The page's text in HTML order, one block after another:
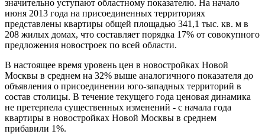
значительно уступают областному показателю. На начало
июня 2013 года на присоединенных территориях
представлены квартиры общей площадью 341,1 тыс. кв. м в
208 жилых домах, что составляет порядка 17% от совокупного
предложения новостроек по всей области.
В настоящее время уровень цен в новостройках Новой
Москвы в среднем на 32% выше аналогичного показателя до
объявления о присоединении юго-западных территорий в
состав столицы. В течение текущего года ценовая динамика
не претерпела существенных изменений - с начала года
квартиры в новостройках Новой Москвы в среднем
прибавили 1%.